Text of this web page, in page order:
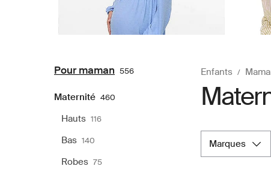
Pour maman 556
Maternité 460
Hauts 116
Bas 140
Robes 75
Enfants
marques